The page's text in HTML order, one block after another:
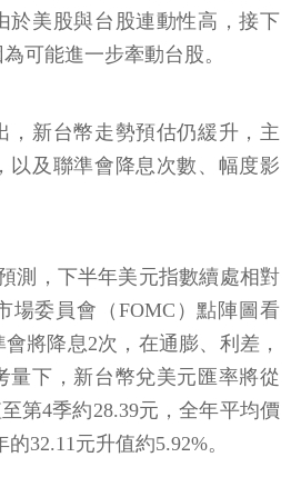
於美股與台股連動性高，接下
可能進一步牽動台股。
，新台幣走勢預估仍緩升，主
以及聯準會降息次數、幅度影
測，下半年美元指數續處相對
場委員會（FOMC）點陣圖看
將降息2次，在通膨、利差，
量下，新台幣兌美元匯率將從
第4季約28.39元，全年平均價
32.11元升值約5.92%。